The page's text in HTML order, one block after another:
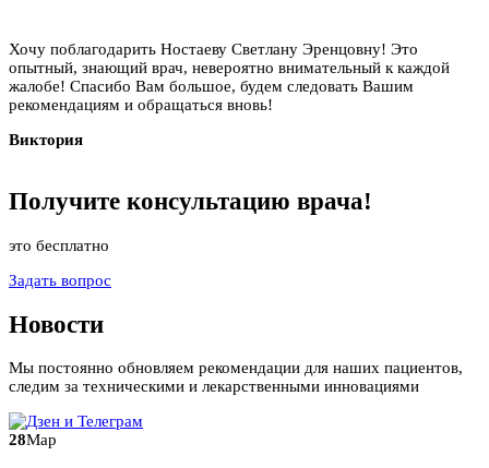
Хочу поблагодарить Ностаеву Светлану Эренцовну! Это
опытный, знающий врач, невероятно внимательный к каждой
жалобе! Спасибо Вам большое, будем следовать Вашим
рекомендациям и обращаться вновь!
Виктория
Получите консультацию врача!
это бесплатно
Задать вопрос
Новости
Мы постоянно обновляем рекомендации для наших пациентов,
следим за техническими и лекарственными инновациями
28Мар